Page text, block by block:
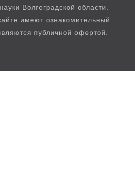
Волгоградской области.
имеют ознакомительный
публичной офертой.